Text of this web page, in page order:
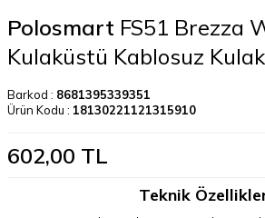
Polosmart FS51 Brezza
Kulaküstü Kablosuz
Barkod : 8681395339351
Ürün Kodu : 18130221121315910
602,00 TL
Teknik